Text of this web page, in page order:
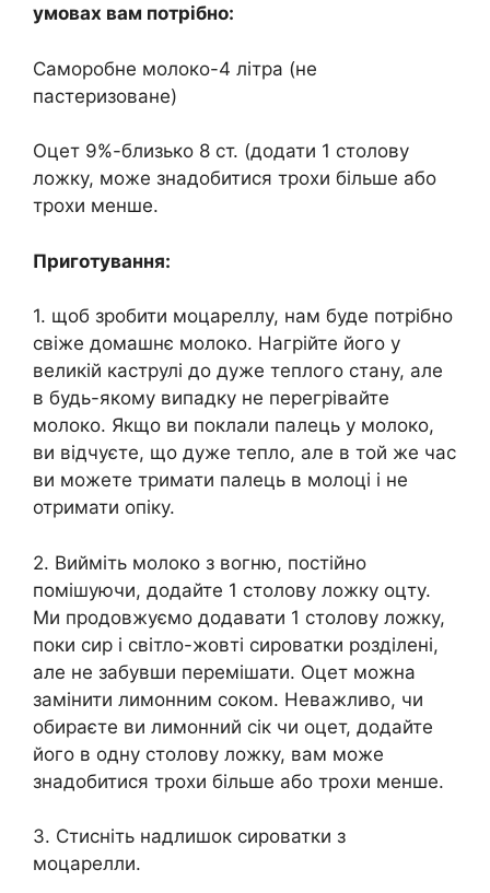
умовах вам потрібно:
Саморобне молоко-4 літра (не
пастеризоване)
Оцет 9%-близько 8 ст. (додати 1 столову
ложку, може знадобитися трохи більше або
трохи менше.
Приготування:
1. щоб зробити моцареллу, нам буде потрібно
свіже домашнє молоко. Нагрійте його у
великій каструлі до дуже теплого стану, але
в будь-якому випадку не перегрівайте
молоко. Якщо ви поклали палець у молоко,
ви відчуєте, що дуже тепло, але в той же час
ви можете тримати палець в молоці і не
отримати опіку.
2. Вийміть молоко з вогню, постійно
помішуючи, додайте 1 столову ложку оцту.
Ми продовжуємо додавати 1 столову ложку,
поки сир і світло-жовті сироватки розділені,
але не забувши перемішати. Оцет можна
замінити лимонним соком. Неважливо, чи
обираєте ви лимонний сік чи оцет, додайте
його в одну столову ложку, вам може
знадобитися трохи більше або трохи менше.
3. Стисніть надлишок сироватки з
моцарелли.